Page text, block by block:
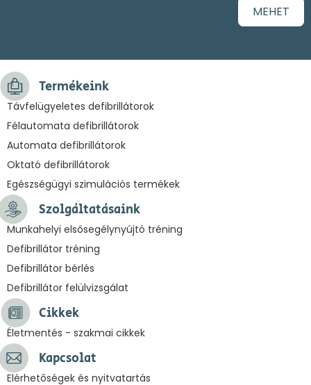
MEHET
Termékeink
Távfelügyeletes defibrillátorok
Félautomata defibrillátorok
Automata defibrillátorok
Oktató defibrillátorok
Egészségügyi szimulációs termékek
Szolgáltatásaink
Munkahelyi elsősegélynyújtó tréning
Defibrillátor tréning
Defibrillátor bérlés
Defibrillátor felülvizsgálat
Cikkek
Életmentés - szakmai cikkek
Kapcsolat
Elérhetőségek és nyitvatartás